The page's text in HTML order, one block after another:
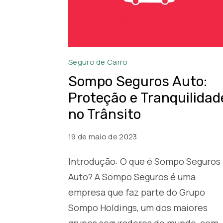
Sompo
Seguros
Seguro de Carro
Sompo Seguros Auto:
Proteção e
no Trânsito
19 de maio de 2023
Introdução: O que é Sompo Seguros
Auto? A Sompo Seguros é uma
empresa que faz parte do Grupo
Sompo Holdings, um dos maiores